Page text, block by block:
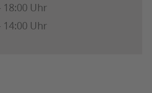
18:00 Uhr
14:00 Uhr